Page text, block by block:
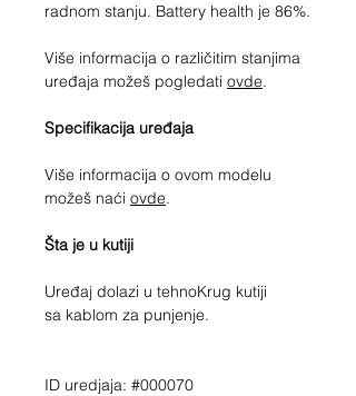
radnom stanju. Battery health je 86%.
Više informacija o različitim stanjima
uređaja možeš pogledati ovde.
Specifikacija uređaja
Više informacija o ovom modelu
možeš naći ovde.
Šta je u kutiji
Uređaj dolazi u tehnoKrug kutiji
sa kablom za punjenje.
ID uredjaja: #000070